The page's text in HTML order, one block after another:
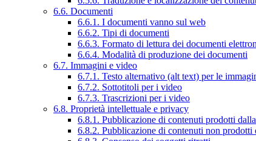
6.6. Documenti
6.6.1. I documenti vanno sul web
6.6.2. Tipi di documenti
6.6.3. Formato di lettura dei documenti
6.6.4. Modalità di produzione dei documenti
6.7. Immagini e video
6.7.1. Testo alternativo (alt text) per le
6.7.2. Sottotitoli per i video
6.7.3. Trascrizioni per i video
6.8. Proprietà intellettuale e privacy
6.8.1. Pubblicazione di contenuti prodotti
6.8.2. Pubblicazione di contenuti non